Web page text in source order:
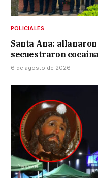
POLICIALES
Santa Ana:
secuestraron cocaína
6 de agosto de 2026